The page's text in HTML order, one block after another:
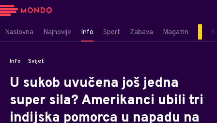
Naslovna Najnovije Info Sport Zabava Magazin
Info Svijet
U sukob uvučena još jedna
super sila? Amerikanci ubili tri
indijska pomorca u napadu na